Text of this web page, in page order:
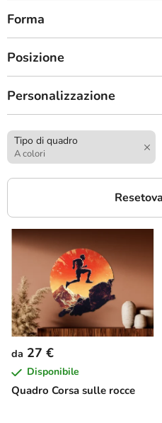
Forma
Posizione
Personalizzazione
Tipo di quadro
A colori
E
c
o
d
e
p
Quadro Corsa sulle rocce
da 27 €
Disponibile